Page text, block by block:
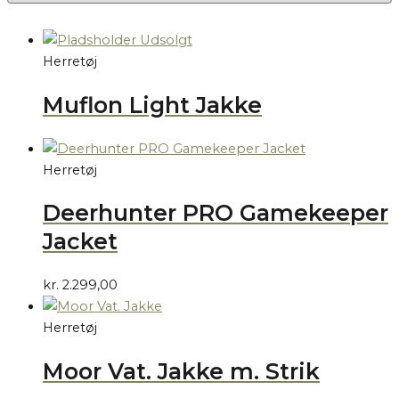
Udsolgt
Herretøj
Muflon Light Jakke
Herretøj
Deerhunter PRO Gamekeeper
Jacket
kr. 2.299,00
Herretøj
Moor Vat. Jakke m. Strik